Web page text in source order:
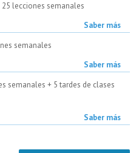
lecciones semanales
Saber más
semanales
Saber más
semanales + 5 tardes de clases
Saber más